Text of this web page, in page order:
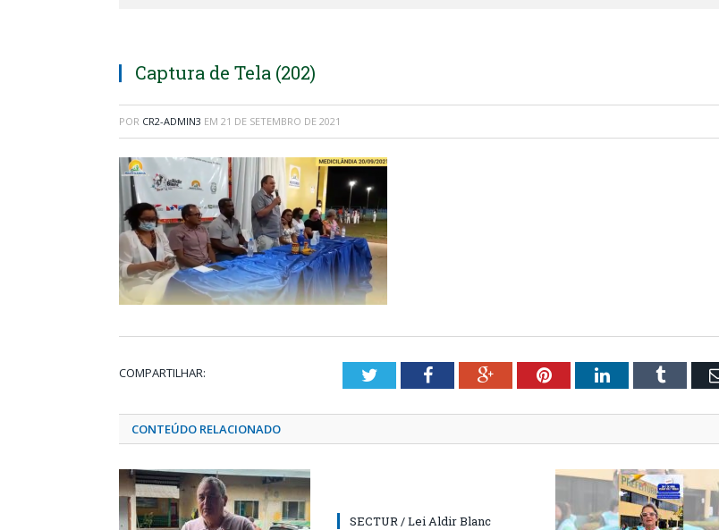
Captura de Tela (202)
POR CR2-ADMIN3 EM 21 DE SETEMBRO DE 2021
COMPARTILHAR: TwitterFacebookGoogle+PinterestLinkedInTumblr
CONTEÚDO RELACIONADO
SECTUR / Lei Aldir Blanc